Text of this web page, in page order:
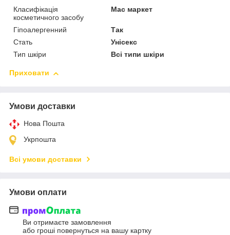
Класифікація
косметичного засобу
Мас маркет
Гіпоалергенний
Так
Стать
Унісекс
Тип шкіри
Всі типи шкіри
Приховати
Умови доставки
Нова Пошта
Укрпошта
Всі умови доставки
Умови оплати
Ви отримаєте замовлення
або гроші повернуться на вашу картку